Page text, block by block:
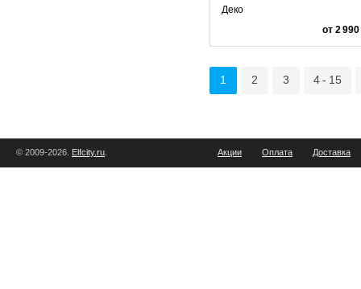
Деко
от 2
1 2 3 4 - 15
© 2009-2026. Elfcity.ru Акции Оплата Доставка